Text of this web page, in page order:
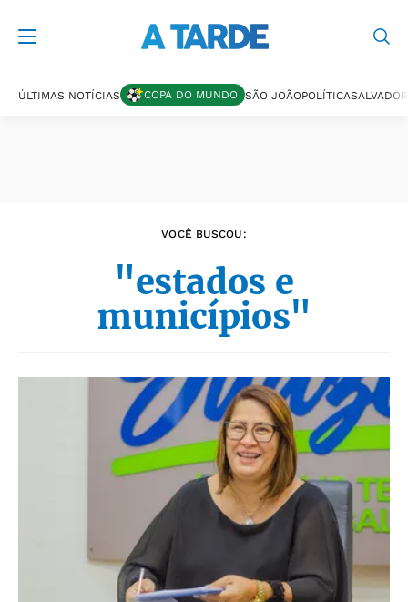
ÚLTIMAS NOTÍCIAS COPA DO MUNDO SÃO JOÃOPOLÍTICASALVADOR
VOCÊ BUSCOU:
"estados e
municípios"